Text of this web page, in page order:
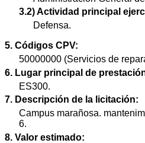
3.2) Actividad principal
Defensa.
5. Códigos CPV:
50000000 (Servicios de
6. Lugar principal de
ES300.
7. Descripción de la licitación:
Campus marañosa.
6.
8. Valor estimado: